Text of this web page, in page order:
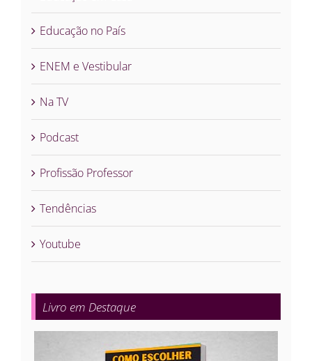
Educação no País
ENEM e Vestibular
Na TV
Podcast
Profissão Professor
Tendências
Youtube
Livro em Destaque